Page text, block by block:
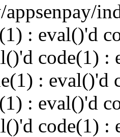
: eval()'d
code(1) :
: eval()'d
: eval()'d
code(1) :